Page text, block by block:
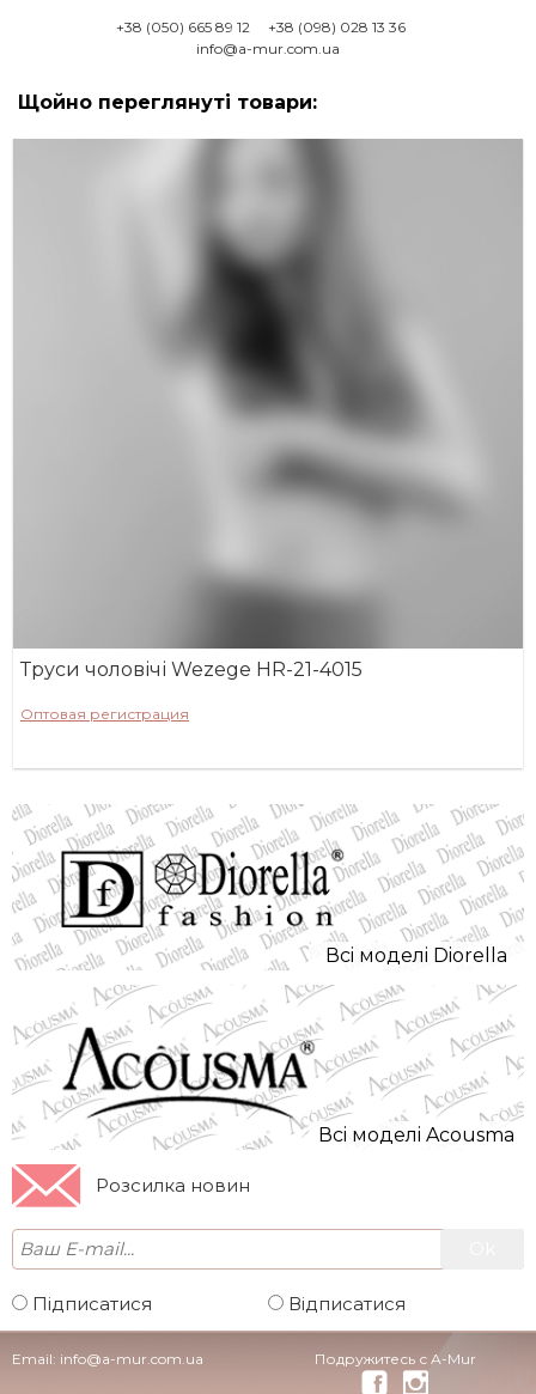
+38 (050) 665 89 12
+38 (098) 028 13 36
info@a-mur.com.ua
Щойно переглянуті товари:
Труси чоловічі Wezege HR-21-4015
Оптовая регистрация
Всi моделi Diorella
Всi моделi Acousma
Розсилка новин
Підписатися Відписатися
Email: info@a-mur.com.ua Подружитесь с A-Mur